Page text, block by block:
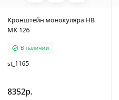
Кронштейн монокуляра НВ
МК 126
В наличии
st_1165
8352р.